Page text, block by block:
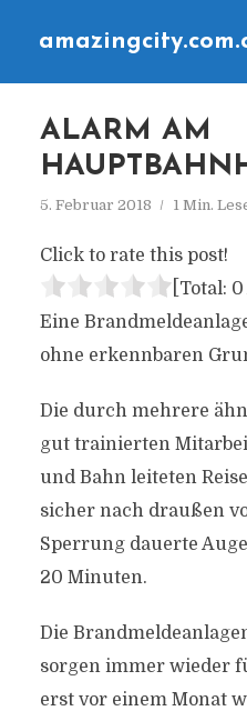
ALARM AM
5. Februar 2018 1 Min.
Click to rate this post!
[Total: 0
Eine
ohne erkennbaren
Die durch mehrere
gut trainierten
und Bahn leiteten
sicher nach draußen
Sperrung dauerte
20 Minuten.
Die
sorgen immer wieder
erst vor einem Monat